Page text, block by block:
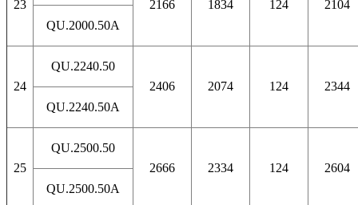
23
2166
1834 124
2104
QU.2000.50A
24
QU.2240.50
2406
2074 124
2344
QU.2240.50A
25
QU.2500.50
2666
2334 124
2604
QU.2500.50A